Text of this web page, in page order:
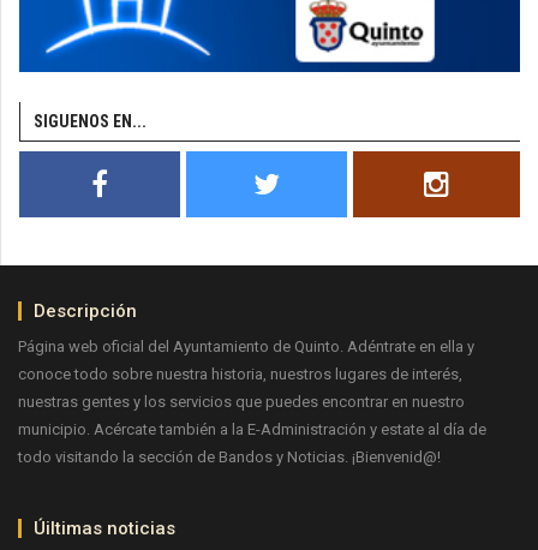
SIGUENOS EN...
Descripción
Página web oficial del Ayuntamiento de Quinto. Adéntrate en ella y
conoce todo sobre nuestra historia, nuestros lugares de interés,
nuestras gentes y los servicios que puedes encontrar en nuestro
municipio. Acércate también a la E-Administración y estate al día de
todo visitando la sección de Bandos y Noticias. ¡Bienvenid@!
Úiltimas noticias